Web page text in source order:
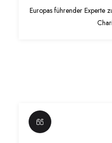
Europas führender Experte